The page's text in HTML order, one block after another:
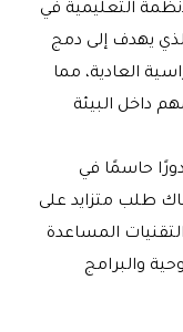
التعليمية في
يهدف إلى دمج
العادية، مما
داخل البيئة
دورًا حاسمًا في
طلب متزايد على
المساعدة
والبرامج